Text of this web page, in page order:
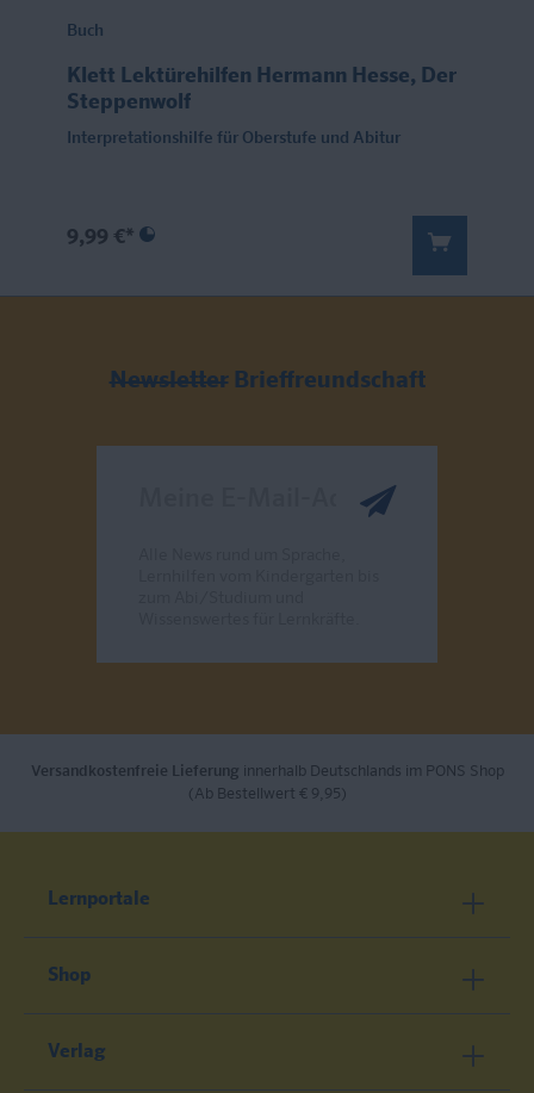
Buch
Klett Lektürehilfen Hermann Hesse, Der
Steppenwolf
Interpretationshilfe für Oberstufe und Abitur
9,99 €*
Newsletter Brieffreundschaft
Versandkostenfreie Lieferung innerhalb Deutschlands im PONS Shop
(Ab Bestellwert € 9,95)
Lernportale
Shop
Verlag